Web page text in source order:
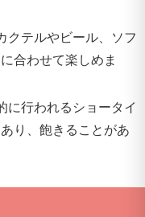
クテルやビール、ソフ
合わせて楽しめま
に行われるショータイ
り、飽きることがあ